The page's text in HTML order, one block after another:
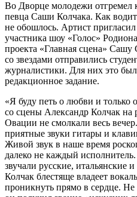
Во Дворце молодежи отгремел
певца Саши Колчака. Как
не обошлось. Артист
участника шоу «Голос»
проекта «Главная сцена»
со звездами отправились
журналистики. Для них это
редакционное задание.
«Я буду петь о любви и только
со сцены Александр Колчак на
Овации не смолкали весь
приятные звуки гитары и
Живой звук в наше время
далеко не каждый
звучали русские, итальянские
Колчак блестяще владеет
проникнуть прямо в сердце. Не